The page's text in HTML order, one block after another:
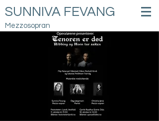
SUNNIVA FEVANG
Mezzosopran